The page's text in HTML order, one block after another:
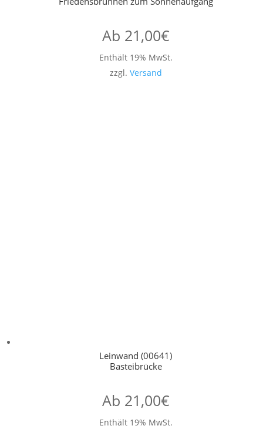
Ab 21,00€
Enthält 19% MwSt.
zzgl. Versand
Leinwand (00641)
Basteibrücke
Ab 21,00€
Enthält 19% MwSt.